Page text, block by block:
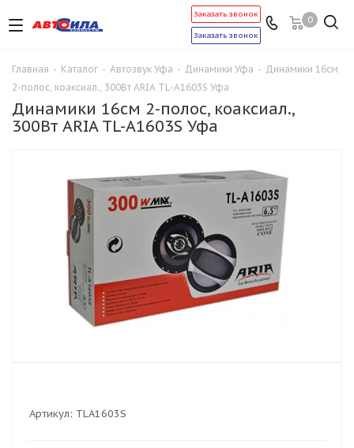
0
Заказать звонок
Заказать звонок
Главная - Каталог - Автозвук Уфа - Динамики Уфа - Динамики 16см
2-полос, коаксиал., 300Вт ARIA TL-A1603S Уфа
Динамики 16см 2-полос, коаксиал.,
300Вт ARIA TL-A1603S Уфа
Артикул: TLA1603S